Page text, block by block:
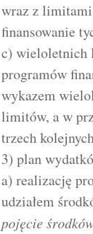
wraz z limitami
finansowanie
c) wieloletnich
programów
wykazem
limitów, a w
trzech
3) plan
a) realizację
udziałem
pojęcie